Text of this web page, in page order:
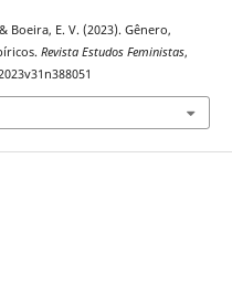
Boeira, E. V. (2023). Gênero,
Revista Estudos Feministas,